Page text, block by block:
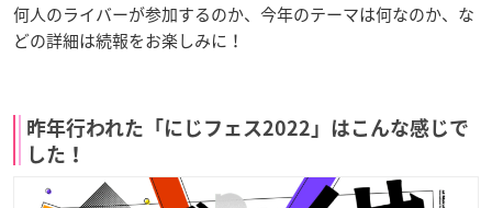
何人のライバーが参加するのか、今年のテーマは何なのか、な
どの詳細は続報をお楽しみに！
昨年行われた「にじフェス2022」はこんな感じで
した！